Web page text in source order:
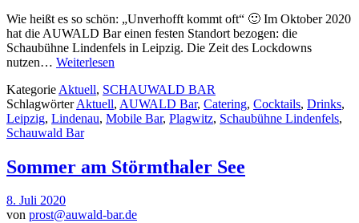
Wie heißt es so schön: „Unverhofft kommt oft“ 🙂 Im Oktober 2020
hat die AUWALD Bar einen festen Standort bezogen: die
Schaubühne Lindenfels in Leipzig. Die Zeit des Lockdowns
nutzen… Weiterlesen
Kategorie Aktuell, SCHAUWALD BAR
SchlagwörterAktuell, AUWALD Bar, Catering, Cocktails, Drinks,
Leipzig, Lindenau, Mobile Bar, Plagwitz, Schaubühne Lindenfels,
Schauwald Bar
Sommer am Störmthaler See
8. Juli 2020
von prost@auwald-bar.de